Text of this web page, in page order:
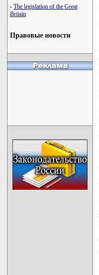
- The legislation of the Great
Britain
Правовые новости